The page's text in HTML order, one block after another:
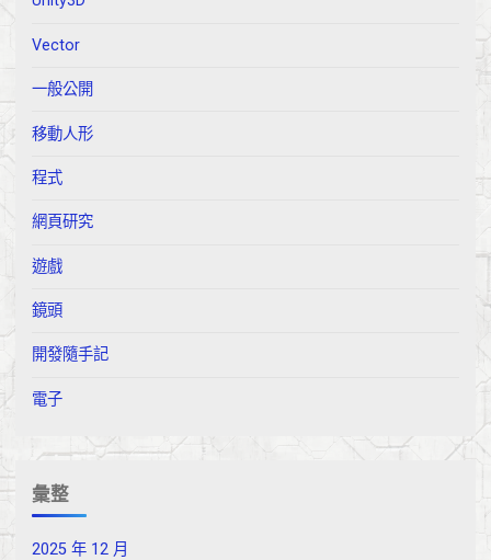
Vector
一般公開
移動人形
程式
網頁研究
遊戲
鏡頭
開發隨手記
電子
彙整
2025 年 12 月